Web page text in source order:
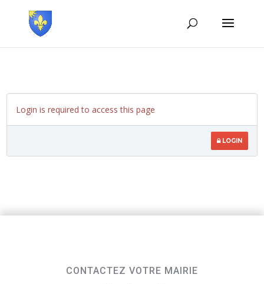
Login is required to access this page
LOGIN
CONTACTEZ VOTRE MAIRIE